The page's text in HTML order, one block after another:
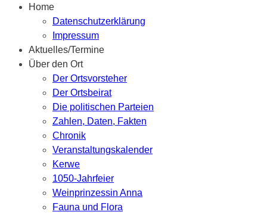
Home
Datenschutzerklärung
Impressum
Aktuelles/Termine
Über den Ort
Der Ortsvorsteher
Der Ortsbeirat
Die politischen Parteien
Zahlen, Daten, Fakten
Chronik
Veranstaltungskalender
Kerwe
1050-Jahrfeier
Weinprinzessin Anna
Fauna und Flora